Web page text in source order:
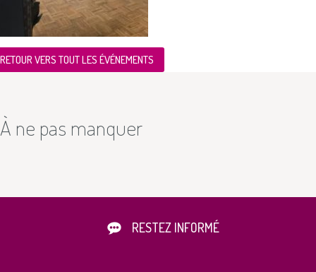
RETOUR VERS TOUT LES ÉVÉNEMENTS
À ne pas manquer
RESTEZ INFORMÉ